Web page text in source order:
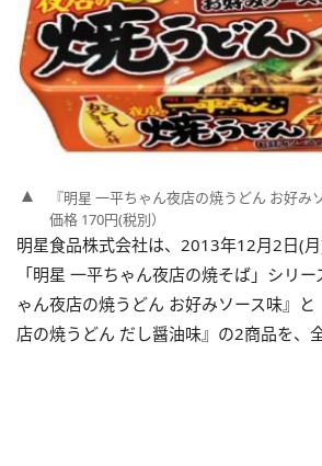
『明星 一平ちゃん夜店の焼うどん お好み
価格 170円(税別）
明星食品株式会社は、2013年12月2日(
「明星 一平ちゃん夜店の焼そば」シリ
ゃん夜店の焼うどん お好みソース味』
店の焼うどん だし醤油味』の2商品を、